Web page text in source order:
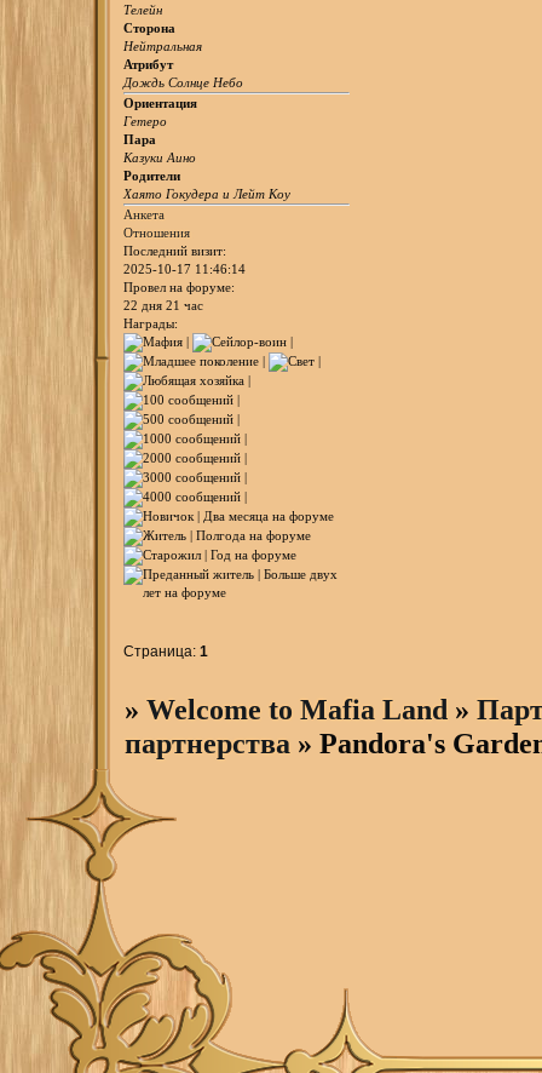
Телейн
Сторона
Нейтральная
Атрибут
Дождь Солнце Небо
Ориентация
Гетеро
Пара
Казуки Аино
Родители
Хаято Гокудера и Лейт Коу
Анкета
Отношения
Последний визит:
2025-10-17 11:46:14
Провел на форуме:
22 дня 21 час
Награды:
Страница:1
»Welcome to Mafia Land »
партнерства »Pandora's